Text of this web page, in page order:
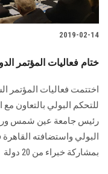
2019-02-14
ختام فعاليات المؤتمر
للتحكم البولي بالتعاون
رئيس جامعة عين شمس
بمشاركة خبراء من 20 دولة